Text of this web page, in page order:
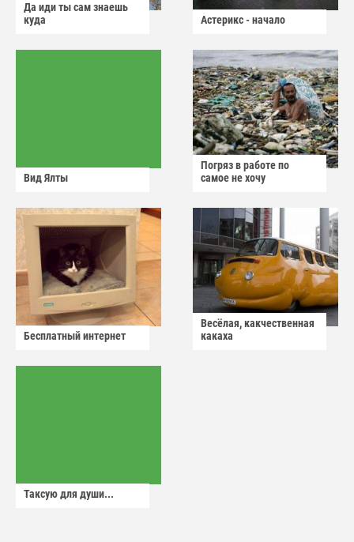
Да иди ты сам знаешь
куда
Астерикс - начало
Вид Ялты
Погряз в работе по
самое не хочу
Бесплатный интернет
Весёлая, какчественная
какаха
Таксую для души...